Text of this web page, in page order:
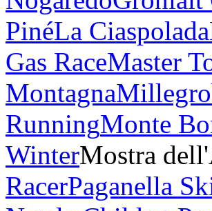
PinéLa Ciaspolada
Gas RaceMaster
Montagna
RunningMonte
WinterMostra
RacerPaganella